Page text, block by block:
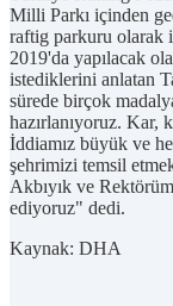
Milli Parkı içinden
raftig parkuru olarak
2019'da yapılacak
istediklerini anlatan
sürede birçok
hazırlanıyoruz. Kar,
İddiamız büyük ve
şehrimizi temsil
Akbıyık ve
ediyoruz" dedi.
Kaynak: DHA